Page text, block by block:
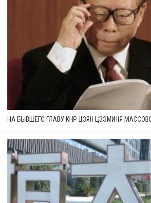
НА БЫВШЕГО ГЛАВУ КНР ЦЗЯН ЦЗЭМИНЯ